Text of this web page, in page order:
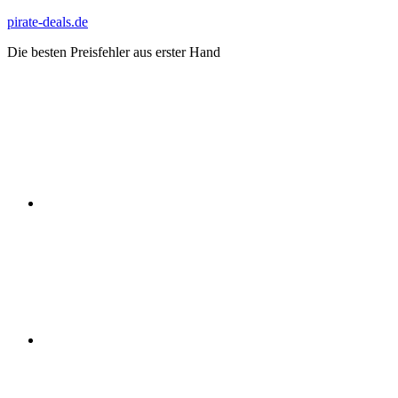
Zum
springen
pirate-deals.de
Die besten Preisfehler aus erster Hand